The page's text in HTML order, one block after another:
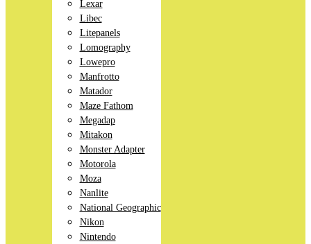
Lexar
Libec
Litepanels
Lomography
Lowepro
Manfrotto
Matador
Maze Fathom
Megadap
Mitakon
Monster Adapter
Motorola
Moza
Nanlite
National Geographic
Nikon
Nintendo